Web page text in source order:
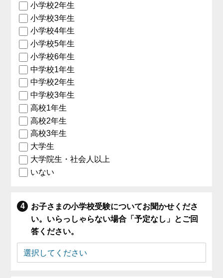
小学校2年生
小学校3年生
小学校4年生
小学校5年生
小学校6年生
中学校1年生
中学校2年生
中学校3年生
高校1年生
高校2年生
高校3年生
大学生
大学院生・社会人以上
いない
お子さまの小学校受験についてお聞かせくださ
い。いらっしゃらない場合「予定なし」とご回
答ください。